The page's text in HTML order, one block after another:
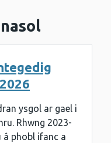
ysgol ar gael i
Rhwng 2023-
â phobl ifanc a